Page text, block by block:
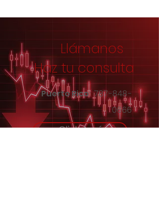
Llámanos
Haz tu consulta
Puerto Rico:787-848-
0666
Click Aquí